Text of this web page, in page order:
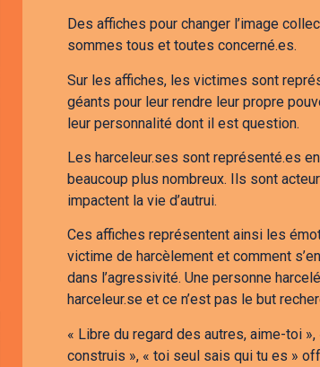
Des affiches pour changer l’image
sommes tous et toutes concerné.es.
Sur les affiches, les victimes sont
géants pour leur rendre leur propre
leur personnalité dont il est question.
Les harceleur.ses sont représenté.es
beaucoup plus nombreux. Ils sont
impactent la vie d’autrui.
Ces affiches représentent ainsi les
victime de harcèlement et comment
dans l’agressivité. Une personne
harceleur.se et ce n’est pas le but
« Libre du regard des autres, aime-toi
construis », « toi seul sais qui tu es »